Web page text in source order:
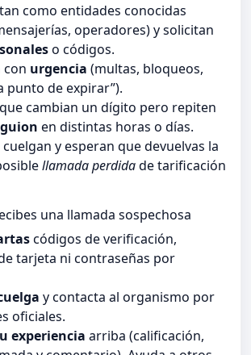
como entidades conocidas
operadores) y solicitan
o códigos.
con urgencia (multas, bloqueos,
punto de expirar”).
cambian un dígito pero repiten
en distintas horas o días.
cuelgan y esperan que devuelvas la
llamada perdidade tarificación
una llamada sospechosa
códigos de verificación,
tarjeta ni contraseñas por
y contacta al organismo por
oficiales.
experiencia arriba (calificación,